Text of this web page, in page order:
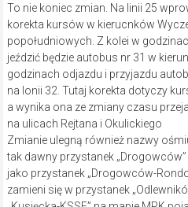
To nie koniec zmian. Na linii 25
korekta kursów w kierucnków
popołudniowych. Z kolei w
jeździć będzie autobus nr 31 w
godzinach odjazdu i przyjazdu
na lonii 32. Tutaj korekta dotyczy
a wynika ona ze zmiany czasu
na ulicach Rejtana i Okulickiego
Zmianie ulegną również nazwy
tak dawny przystanek
jako przystanek „Drogowców-
zamieni się w przystanek